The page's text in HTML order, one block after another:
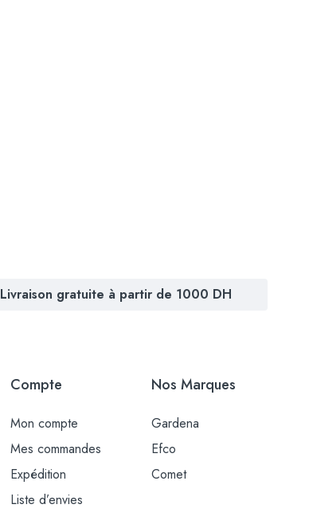
Livraison gratuite à partir de 1000 DH
Compte
Mon compte
Mes commandes
Expédition
Liste d’envies
Nos Marques
Gardena
Efco
Comet